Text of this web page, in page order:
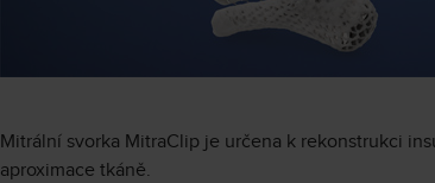
Mitrální svorka MitraClip je určena k rekonstrukci
aproximace tkáně.